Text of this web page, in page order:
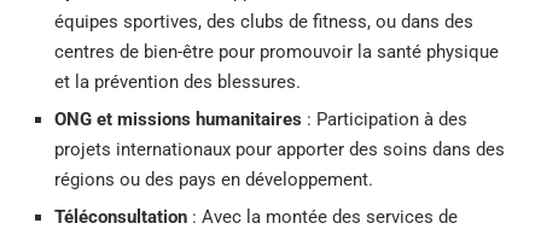
équipes sportives, des clubs de fitness, ou dans des
centres de bien-être pour promouvoir la santé physique
et la prévention des blessures.
ONG et missions humanitaires : Participation à des
projets internationaux pour apporter des soins dans des
régions ou des pays en développement.
Téléconsultation : Avec la montée des services de